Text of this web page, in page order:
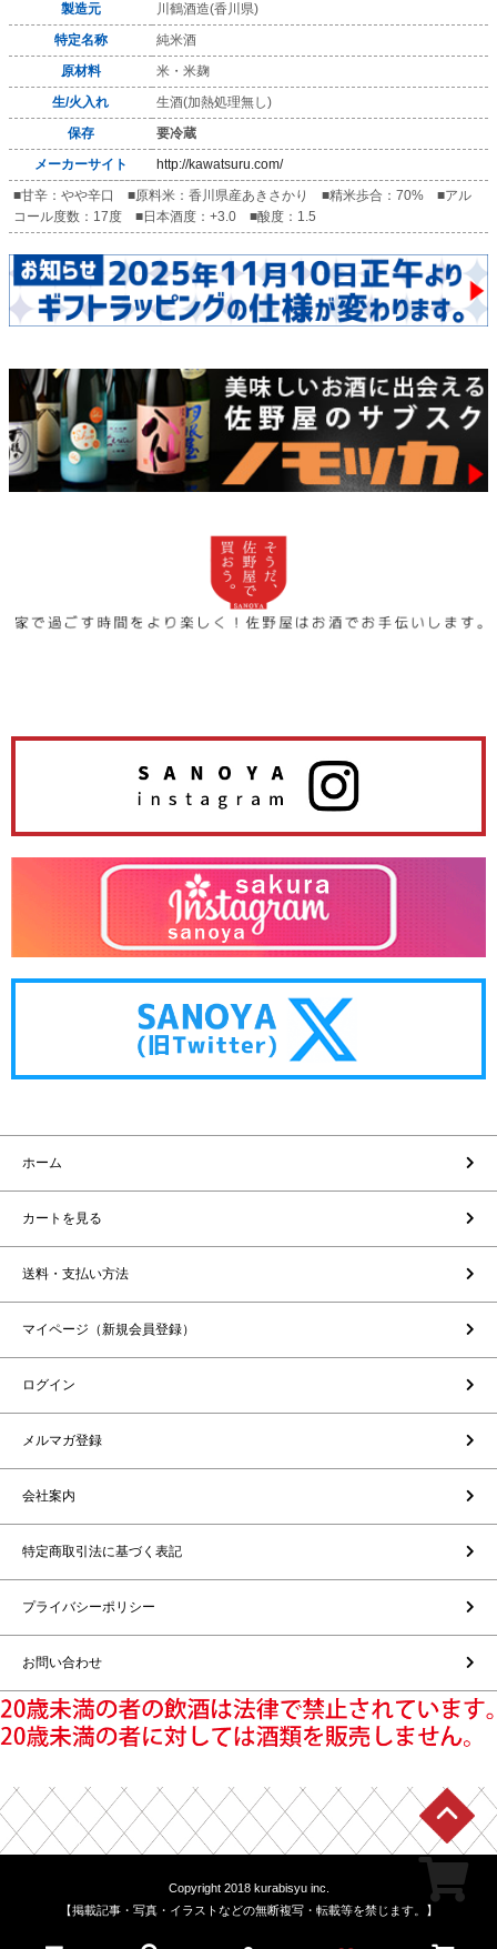
製造元
川鶴酒造(香川県)
特定名称
純米酒
原材料
米・米麹
生/火入れ
生酒(加熱処理無し)
保存
要冷蔵
メーカーサイト
http://kawatsuru.com/
■甘辛：やや辛口 ■原料米：香川県産あきさかり ■精米歩合：70% ■アル
コール度数：17度 ■日本酒度：+3.0 ■酸度：1.5
ホーム
カートを見る
送料・支払い方法
マイページ（新規会員登録）
ログイン
メルマガ登録
会社案内
特定商取引法に基づく表記
プライバシーポリシー
お問い合わせ
Copyright 2018 kurabisyu inc.
【掲載記事・写真・イラストなどの無断複写・転載等を禁じます。】